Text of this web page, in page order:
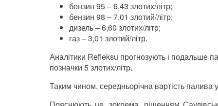
бензин 95 – 6,43 злотих/літр;
бензин 98 –7,01 злотий/літр;
дизель–6,60 злотих/літр;
газ–3,01 злотий/літр.
Аналітики Refleksu прогнозують і подальше
позначки 5 злотих/літр.
Таким чином, середньорічна вартість